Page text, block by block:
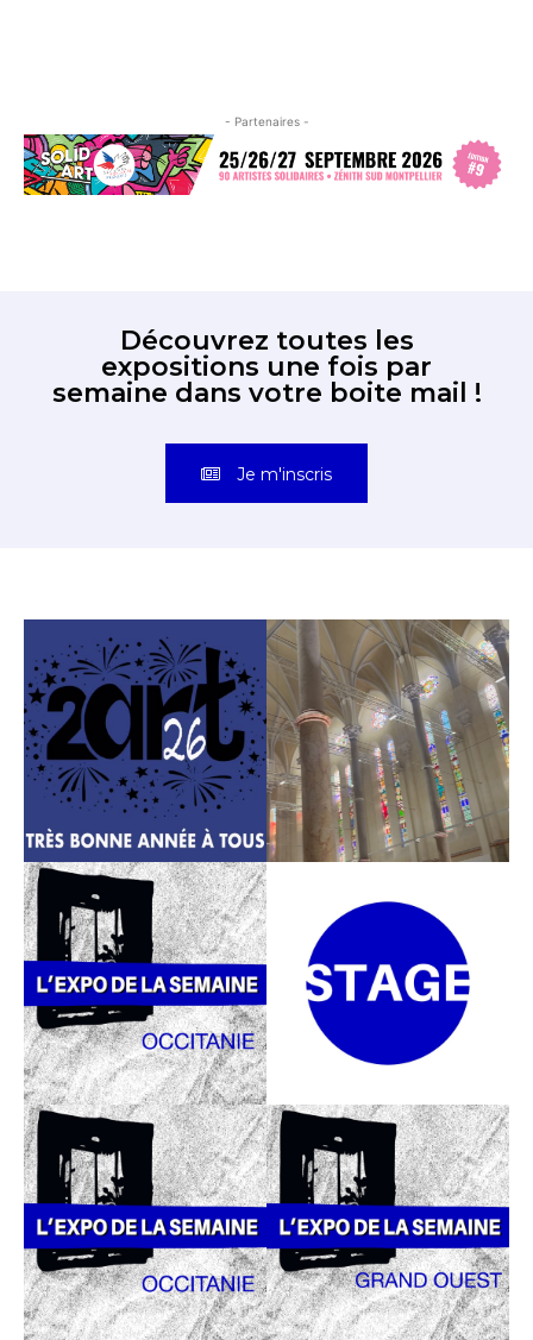
- Partenaires -
Découvrez toutes les
expositions une fois par
semaine dans votre boite mail !
Je m'inscris